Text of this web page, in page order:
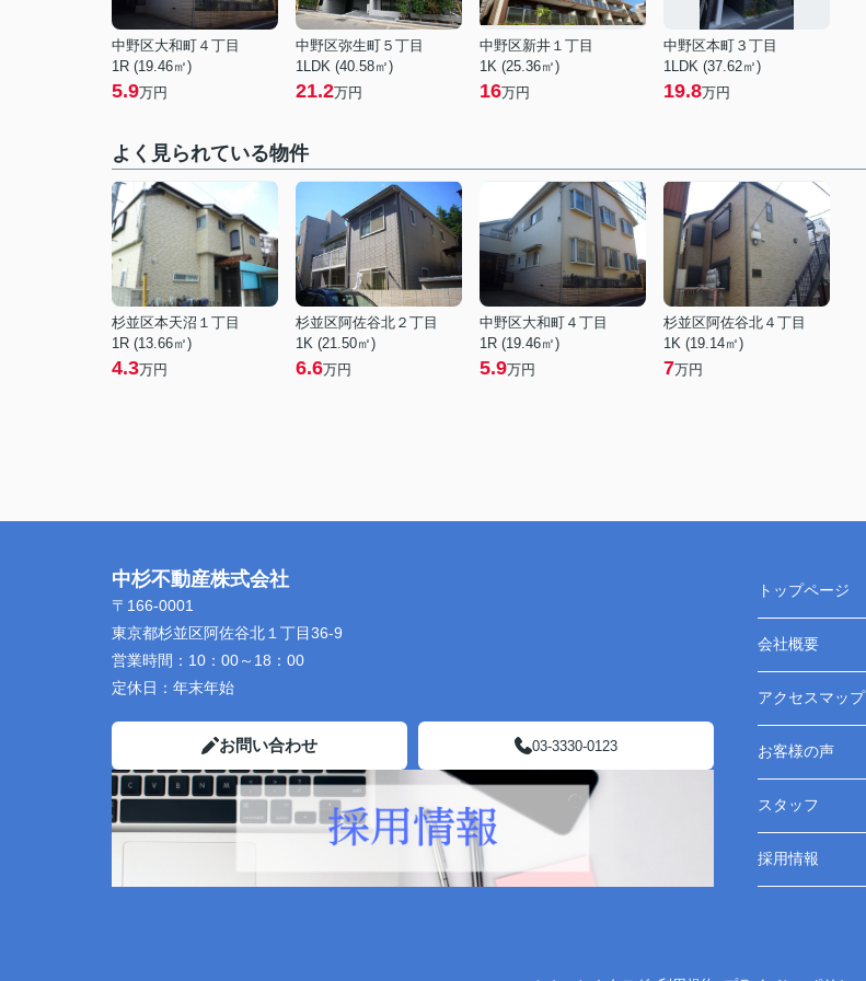
中野区大和町４丁目
1R (19.46㎡)
5.9万円
中野区弥生町５丁目
1LDK (40.58㎡)
21.2万円
中野区新井１丁目
1K (25.36㎡)
16万円
中野区本町３丁目
1LDK (37.62㎡)
19.8万円
よく見られている物件
杉並区本天沼１丁目
1R (13.66㎡)
4.3万円
杉並区阿佐谷北２丁目
1K (21.50㎡)
6.6万円
中野区大和町４丁目
1R (19.46㎡)
5.9万円
杉並区阿佐谷北４丁目
1K (19.14㎡)
7万円
中杉不動産株式会社
〒166-0001
東京都杉並区阿佐谷北１丁目36-9
営業時間： 10：00～18：00
定休日： 年末年始
お問い合わせ 03-3330-0123
トップページ
会社概要
アクセスマップ
お客様の声
スタッフ
採用情報